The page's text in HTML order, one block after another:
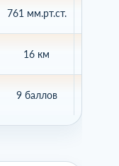
761 мм.рт.ст.
16 км
9 баллов